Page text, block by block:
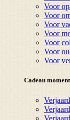
Voor
Voor
Voor
Voor
Voor
Voor
Voor
Cadeau